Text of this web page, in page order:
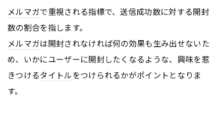
メルマガで重視される指標で、送信成功数に対する開封
数の割合を指します。
メルマガは開封されなければ何の効果も生み出せないた
め、いかにユーザーに開封したくなるような、興味を惹
きつけるタイトルをつけられるかがポイントとなりま
す。